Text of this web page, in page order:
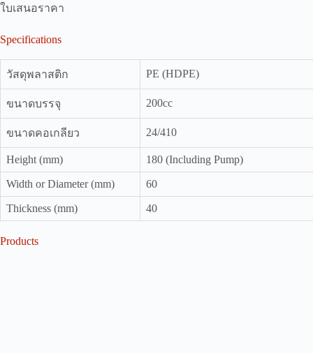
ใบเสนอราคา
Specifications
วัสดุพลาสติก PE (HDPE)
ขนาดบรรจุ 200cc
ขนาดคอเกลียว 24/410
Height (mm) 180 (Including Pump)
Width or Diameter (mm) 60
Thickness (mm) 40
Products